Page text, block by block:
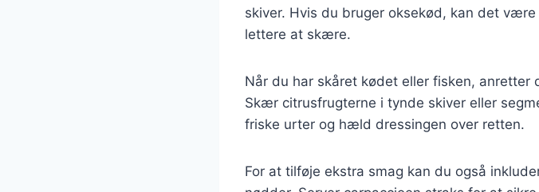
skiver. Hvis du bruger oksekød, kan det
lettere at skære.
Når du har skåret kødet eller fisken, anretter
Skær citrusfrugterne i tynde skiver eller
friske urter og hæld dressingen over retten.
For at tilføje ekstra smag kan du også